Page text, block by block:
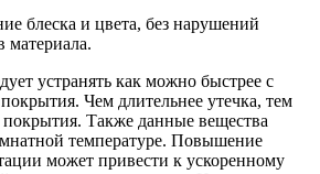
блеска и цвета, без нарушений
материала.
устранять как можно быстрее с
Чем длительнее утечка, тем
Также данные вещества
температуре. Повышение
может привести к ускоренному